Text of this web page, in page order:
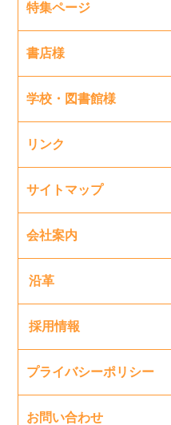
特集ページ
書店様
学校・図書館様
リンク
サイトマップ
会社案内
沿革
採用情報
プライバシーポリシー
お問い合わせ